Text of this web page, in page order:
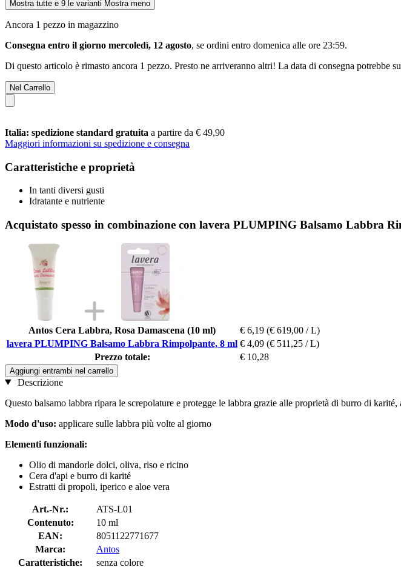
Mostra tutte e 9 le varianti Mostra meno
Ancora 1 pezzo in magazzino
Consegna entro il giorno mercoledì, 12 agosto, se ordini entro domenica alle ore 23:59.
Di questo articolo è rimasto ancora 1 pezzo. Presto ne arriveranno altri! La data di consegna potrebbe
Nel Carrello
Italia: spedizione standard gratuita a partire da € 49,90
Maggiori informazioni su spedizione e consegna
Caratteristiche e proprietà
In tanti diversi gusti
Idratante e nutriente
Acquistato spesso in combinazione con lavera PLUMPING Balsamo Labbra
Antos Cera Labbra, Rosa Damascena (10 ml) € 6,19 (€ 619,00 / L)
lavera PLUMPING Balsamo Labbra Rimpolpante, 8 ml € 4,09 (€ 511,25 / L)
Prezzo totale:
€ 10,28
Aggiungi entrambi nel carrello
Descrizione
Questo balsamo labbra ripara le screpolature e protegge le labbra grazie alle proprietà di burro di karité,
Modo d'uso: applicare sulle labbra più volte al giorno
Elementi funzionali:
Olio di mandorle dolci, oliva, riso e ricino
Cera d'api e burro di karité
Estratti di propoli, iperico e aloe vera
Art.-Nr.:
ATS-L01
Contenuto:
10 ml
EAN:
8051122771677
Marca:
Antos
Caratteristiche:
senza colore